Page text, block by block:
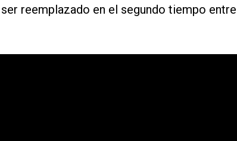
reemplazado en el segundo tiempo entre